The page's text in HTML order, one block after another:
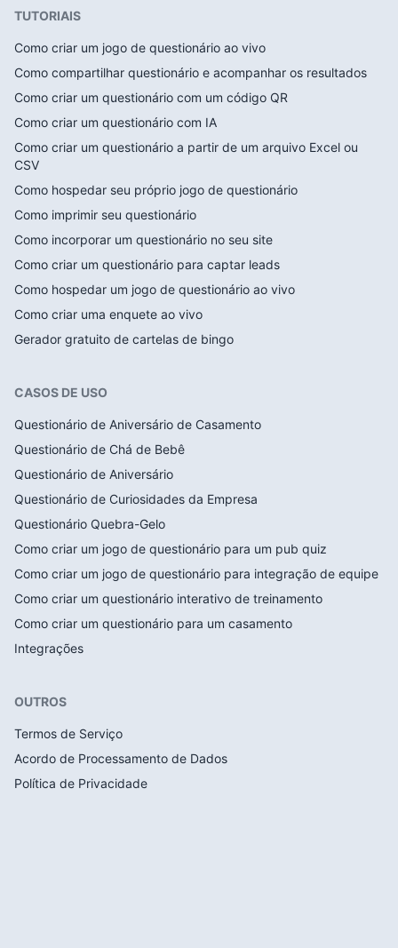
TUTORIAIS
Como criar um jogo de questionário ao vivo
Como compartilhar questionário e acompanhar os resultados
Como criar um questionário com um código QR
Como criar um questionário com IA
Como criar um questionário a partir de um arquivo Excel ou
CSV
Como hospedar seu próprio jogo de questionário
Como imprimir seu questionário
Como incorporar um questionário no seu site
Como criar um questionário para captar leads
Como hospedar um jogo de questionário ao vivo
Como criar uma enquete ao vivo
Gerador gratuito de cartelas de bingo
CASOS DE USO
Questionário de Aniversário de Casamento
Questionário de Chá de Bebê
Questionário de Aniversário
Questionário de Curiosidades da Empresa
Questionário Quebra-Gelo
Como criar um jogo de questionário para um pub quiz
Como criar um jogo de questionário para integração de equipe
Como criar um questionário interativo de treinamento
Como criar um questionário para um casamento
Integrações
OUTROS
Termos de Serviço
Acordo de Processamento de Dados
Política de Privacidade